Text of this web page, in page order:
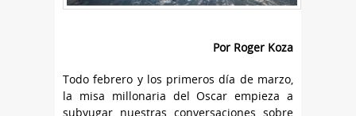
Por Roger Koza
Todo febrero y los primeros día de marzo,
la misa millonaria del Oscar empieza a
subyugar nuestras conversaciones sobre